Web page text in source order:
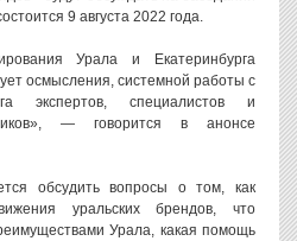
9 августа 2022 года.
Урала и Екатеринбурга
осмысления, системной работы с
экспертов, специалистов и
— говорится в анонсе
обсудить вопросы о том, как
уральских брендов, что
Урала, какая помощь